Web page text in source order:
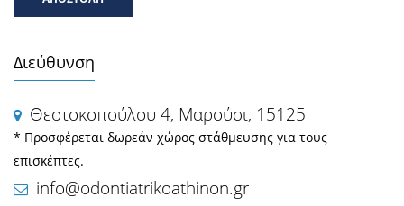
Διεύθυνση
Θεοτοκοπούλου 4, Μαρούσι, 15125
* Προσφέρεται δωρεάν χώρος στάθμευσης για τους
επισκέπτες.
info@odontiatrikoathinon.gr